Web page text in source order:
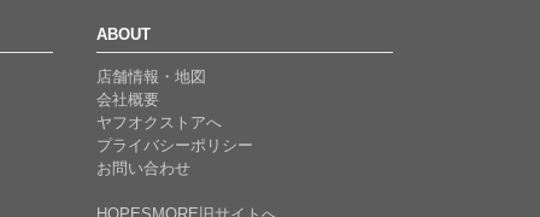
ABOUT
店舗情報・地図
会社概要
ヤフオクストアへ
プライバシーポリシー
お問い合わせ